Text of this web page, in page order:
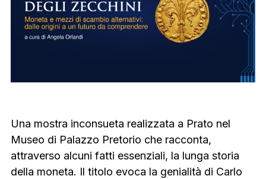
Una mostra inconsueta realizzata a Prato nel
Museo di Palazzo Pretorio che racconta,
attraverso alcuni fatti essenziali, la lunga storia
della moneta. Il titolo evoca la genialità di Carlo